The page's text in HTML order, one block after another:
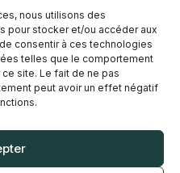
nous utilisons des
pour stocker et/ou accéder aux
consentir à ces technologies
telles que le comportement
site. Le fait de ne pas
peut avoir un effet négatif